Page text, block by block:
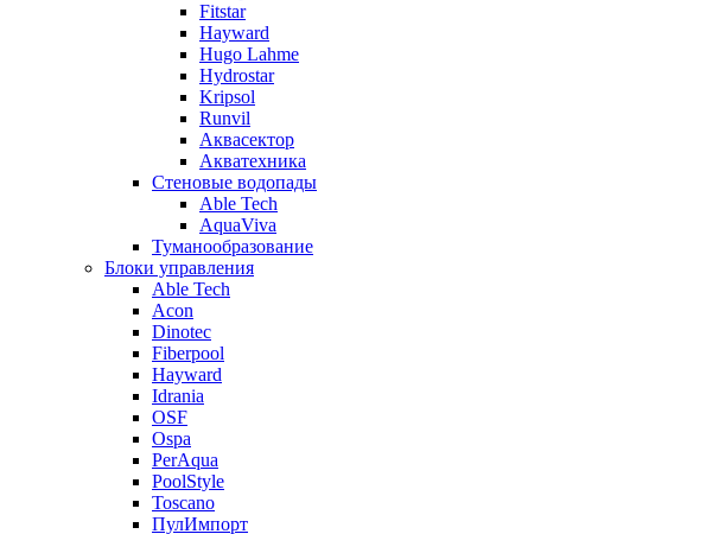
Fitstar
Hayward
Hugo Lahme
Hydrostar
Kripsol
Runvil
Аквасектор
Акватехника
Стеновые водопады
Able Tech
AquaViva
Туманообразование
Блоки управления
Able Tech
Acon
Dinotec
Fiberpool
Hayward
Idrania
OSF
Ospa
PerAqua
PoolStyle
Toscano
ПулИмпорт